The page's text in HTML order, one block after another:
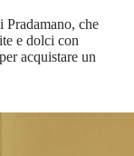
Pradamano, che
e dolci con
acquistare un